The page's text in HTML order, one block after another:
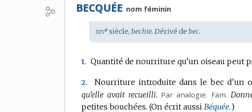
BECQUÉE nom féminin
Étymologie
:
xive siècle,bechie. Dérivé debec.
1. Quantité de nourriture qu’un oiseau peut
2. Nourriture introduite dans le bec d’un
qu’elle avait recueilli. Par analogie. Fam.
petites bouchées. (On écrit aussi Béquée.)